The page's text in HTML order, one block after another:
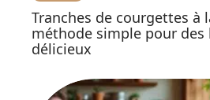
Tranches de courgettes à
méthode simple pour des
délicieux